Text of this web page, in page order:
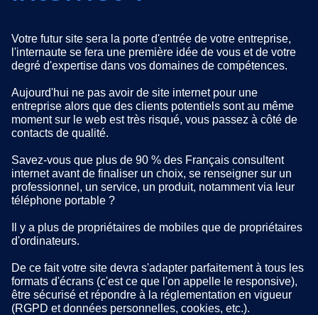
Votre futur site sera la porte d'entrée de votre entreprise,
l'internaute se fera une première idée de vous et de votre
degré d'expertise dans vos domaines de compétences.
Aujourd'hui ne pas avoir de site internet pour une
entreprise alors que des clients potentiels sont au même
moment sur le web est très risqué, vous passez à côté de
contacts de qualité.
Savez-vous que plus de 90 % des Français consultent
internet avant de finaliser un choix, se renseigner sur un
professionnel, un service, un produit, notamment via leur
téléphone portable ?
Il y a plus de propriétaires de mobiles que de propriétaires
d'ordinateurs.
De ce fait votre site devra s'adapter parfaitement à tous les
formats d'écrans (c'est ce que l'on appelle le responsive),
être sécurisé et répondre à la réglementation en vigueur
(RGPD et données personnelles, cookies, etc.).